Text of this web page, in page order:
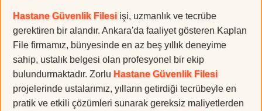
Hastane Güvenlik Filesi işi, uzmanlık ve tecrübe
gerektiren bir alandır. Ankara'da faaliyet gösteren Kaplan
File firmamız, bünyesinde en az beş yıllık deneyime
sahip, ustalık belgesi olan profesyonel bir ekip
bulundurmaktadır. Zorlu Hastane Güvenlik Filesi
projelerinde ustalarımız, yılların getirdiği tecrübeyle en
pratik ve etkili çözümleri sunarak gereksiz maliyetlerden